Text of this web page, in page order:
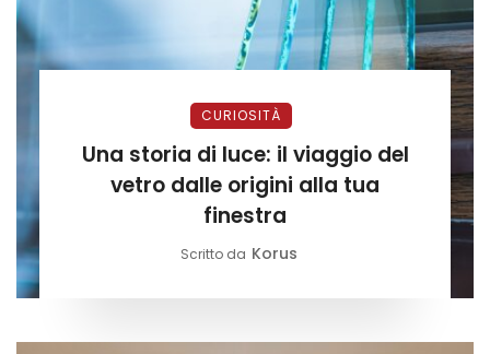
CURIOSITÀ
Una storia di luce: il viaggio del
vetro dalle origini alla tua
finestra
Scritto da Korus